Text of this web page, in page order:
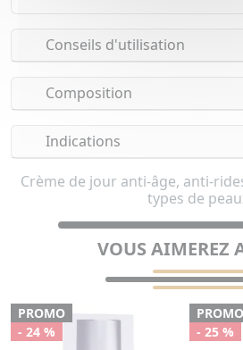
Conseils d'utilisation
Composition
Indications
Crème de jour anti-âge, anti-
types de
VOUS AIMEREZ
PROMO
- 24 %
PROMO
- 25 %